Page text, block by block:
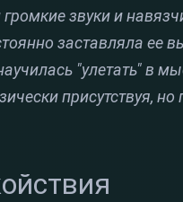
звуки и
заставляла ее
"улетать" в
присутствуя,